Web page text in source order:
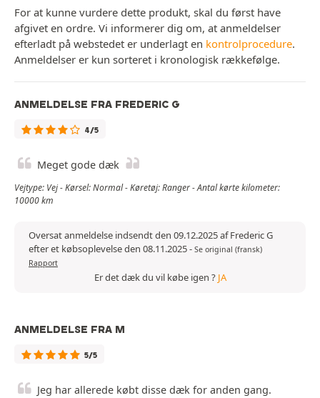
For at kunne vurdere dette produkt, skal du først have
afgivet en ordre. Vi informerer dig om, at anmeldelser
efterladt på webstedet er underlagt en kontrolprocedure.
Anmeldelser er kun sorteret i kronologisk rækkefølge.
ANMELDELSE FRA FREDERIC G
4/5
Meget gode dæk
Vejtype: Vej - Kørsel: Normal - Køretøj: Ranger - Antal kørte kilometer:
10000 km
Oversat anmeldelse indsendt den 09.12.2025 af Frederic G
efter et købsoplevelse den 08.11.2025- Se original (fransk)
Rapport
Er det dæk du vil købe igen ? JA
ANMELDELSE FRA M
5/5
Jeg har allerede købt disse dæk for anden gang.